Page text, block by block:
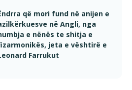
që mori fund në anijen e
në Angli, nga
e nënës te shitja e
jeta e vështirë e
Farrukut